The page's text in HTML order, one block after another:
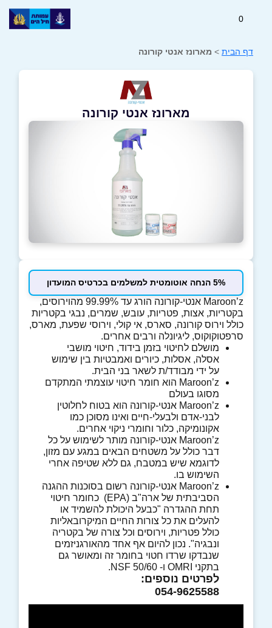
0
דף הבית > מארונז אנטי קורונה
מארונז אנטי קורונה
5% הנחה אוטומטית למשלמים בכרטיס המועדון
Maroon’z אנטי-קורונה הורג עד 99.99% מהוירוסים,
בקטריות, אצות, פטריות, עובש, שמרים, נבגי בקטריות
כולל וירוס קורונה, סארס, אי קולי, וירוסי שפעת, מארס,
סרפטוקוקוס, ליגיונלה ורבים אחרים.
מושלם לחיטוי בזמן בידוד, חיטוי מושבי
אסלה, אסלות, כיורים ואמבטיות בין שימוש
על ידי מבודד/ת לשאר בני הבית.
Maroon’z הוא חומר חיטוי עוצמתי המתקדם
מסוגו בעולם
Maroon’z אנטי-קורונה הוא בטוח לחלוטין
לבני-אדם ולבעלי-חיים ואינו מסוכן כמו
אקונומיקה, כלור וחומרי ניקוי אחרים.
Maroon’z אנטי-קורונה מותר לשימוש על כל
דבר כולל על משטחים הבאים במגע עם מזון,
לדוגמא שיש במטבח, גם ללא שטיפה אחרי
השימוש בו.
Maroon’z אנטי-קורונה רשום בסוכנות ההגנה
הסביבתית של ארה"ב (EPA) כחומר חיטוי
תחת ההגדרה "כבעל היכולת להשמיד או
להעלים את כל צורות החיים המיקרובאליות
כולל פטריות, וירוסים וכל צורה של בקטריה
ונבגיה". נכון להיום אף אחד מהאורגניזמים
שנבדקו שרדו חטוי בחומר זה ומאושר גם
בתקני OMRI ו- NSF 50/60.
לפרטים נוספים:
054-9625588